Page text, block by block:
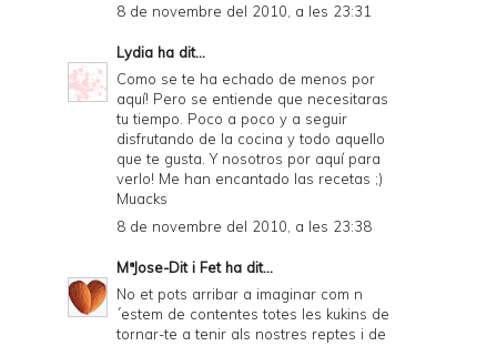
8 de novembre del 2010, a les 23:31
Lydia ha dit...
Como se te ha echado de menos por
aquí! Pero se entiende que necesitaras
tu tiempo. Poco a poco y a seguir
disfrutando de la cocina y todo aquello
que te gusta. Y nosotros por aquí para
verlo! Me han encantado las recetas ;)
Muacks
8 de novembre del 2010, a les 23:38
MªJose-Dit i Fetha dit...
No et pots arribar a imaginar com n
´estem de contentes totes les kukins de
tornar-te a tenir als nostres reptes i de